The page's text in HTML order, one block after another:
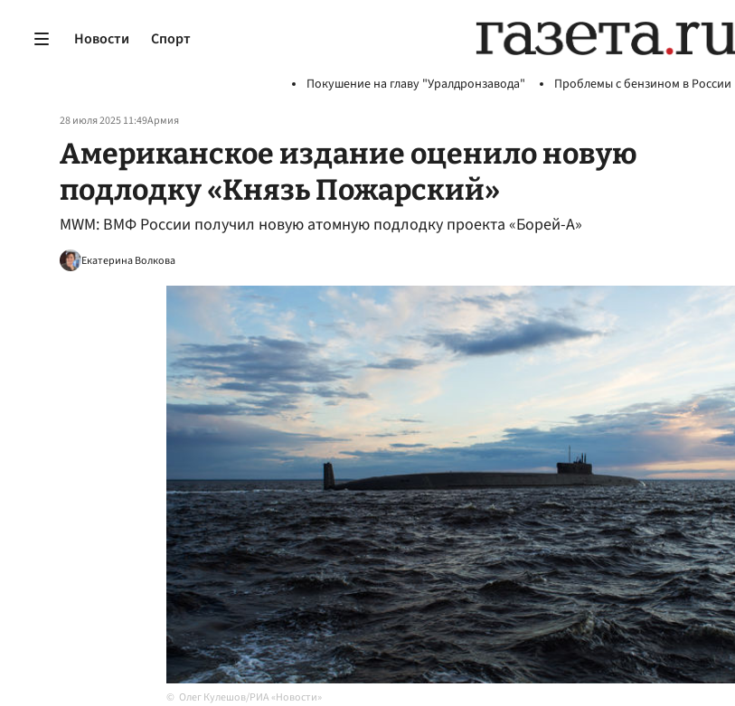
Новости Спорт
Покушение на главу "Уралдронзавода" Проблемы с бензином в России
28 июля 2025 11:49Армия
Американское издание оценило новую
подлодку «Князь Пожарский»
MWM: ВМФ России получил новую атомную подлодку проекта «Борей-А»
Екатерина Волкова
Олег Кулешов/РИА «Новости»